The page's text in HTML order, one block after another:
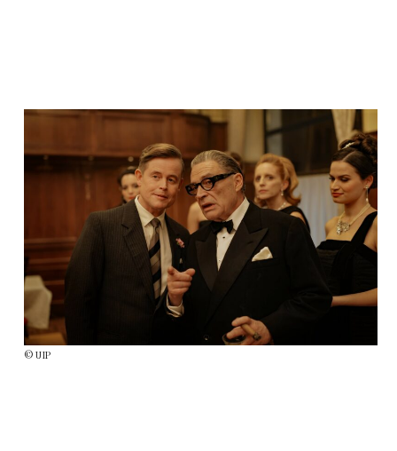
© UIP